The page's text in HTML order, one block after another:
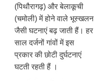
(पिथौरागढ़) और बेलाकूची
(चमोली) में होने वाले भूस्खलन
जैसी घटनाएं बढ़ जाती हैं। हर
साल दर्जनों गांवों में इस
प्रकार की छोटी दुर्घटनाएं
घटती रहती हैं ।